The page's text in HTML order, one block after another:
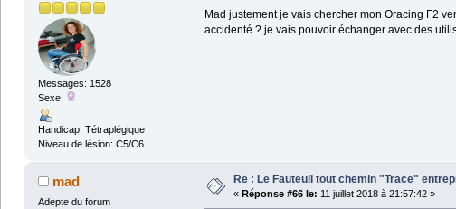
Messages: 1528
Sexe:
Handicap: Tétraplégique
Niveau de lésion: C5/C6
Mad justement je vais chercher mon Oracing F2
accidenté ? je vais pouvoir échanger avec des
mad
Adepte du forum
Re : Le Fauteuil tout chemin "Trace"
« Réponse #66 le: 11 juillet 2018 à 21:57:42 »